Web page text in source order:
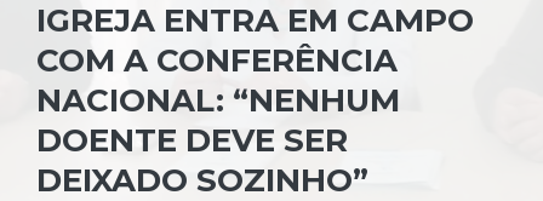
IGREJA ENTRA EM CAMPO
COM A CONFERÊNCIA
NACIONAL: “NENHUM
DOENTE DEVE SER
DEIXADO SOZINHO”